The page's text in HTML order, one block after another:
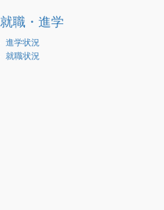
就職・進学
進学状況
就職状況